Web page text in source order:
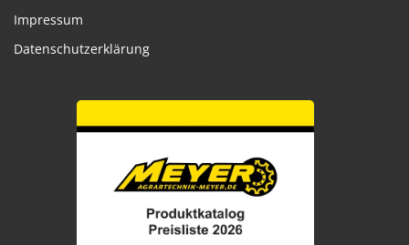
Impressum
Datenschutzerklärung